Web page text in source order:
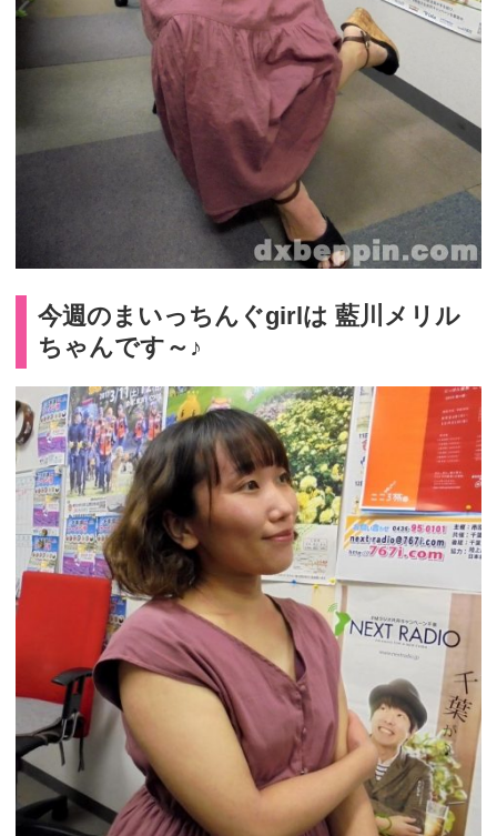
今週のまいっちんぐgirlは 藍川メリル
ちゃんです～♪